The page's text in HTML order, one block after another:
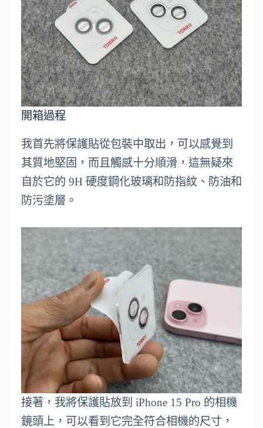
開箱過程
我首先將保護貼從包裝中取出，可以感覺到
其質地堅固，而且觸感十分順滑，這無疑來
自於它的 9H 硬度鋼化玻璃和防指紋、防油和
防污塗層。
接著，我將保護貼放到 iPhone 15 Pro 的相機
鏡頭上，可以看到它完全符合相機的尺寸，